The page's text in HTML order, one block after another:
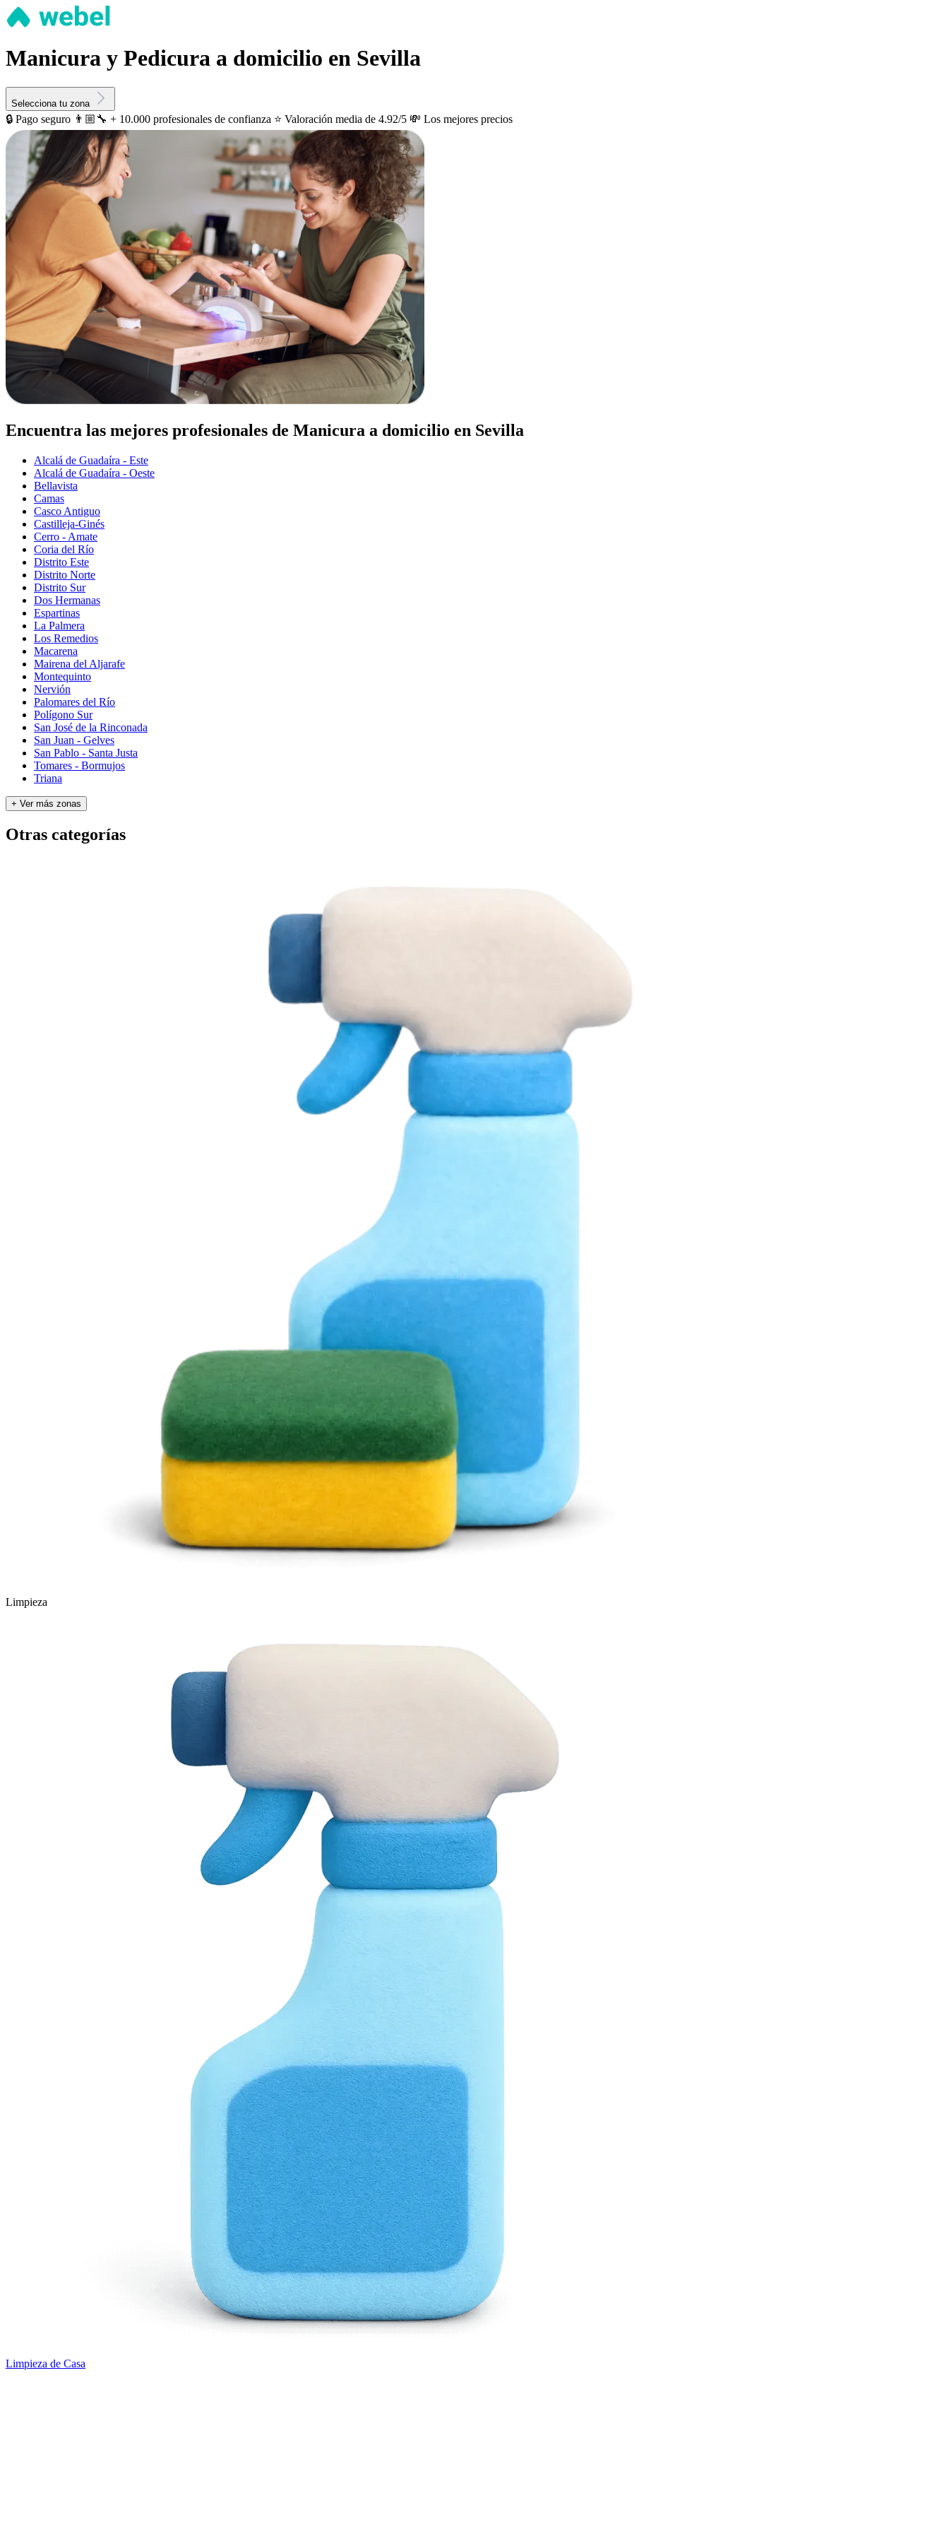
Manicura y Pedicura a domicilio en Sevilla
Selecciona tu zona
🔒 Pago seguro 👨🏼‍🔧 + 10.000 profesionales de confianza ⭐️ Valoración media de 4.92/5 💸 Los mejores precios
Encuentra las mejores profesionales de Manicura a domicilio en Sevilla
Alcalá de Guadaíra - Este
Alcalá de Guadaíra - Oeste
Bellavista
Camas
Casco Antiguo
Castilleja-Ginés
Cerro - Amate
Coria del Río
Distrito Este
Distrito Norte
Distrito Sur
Dos Hermanas
Espartinas
La Palmera
Los Remedios
Macarena
Mairena del Aljarafe
Montequinto
Nervión
Palomares del Río
Polígono Sur
San José de la Rinconada
San Juan - Gelves
San Pablo - Santa Justa
Tomares - Bormujos
Triana
+ Ver más zonas
Otras categorías
Limpieza
Limpieza de Casa